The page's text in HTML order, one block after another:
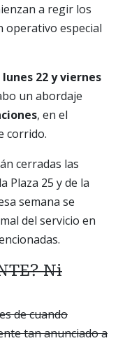
a regir los
operativo especial
lunes 22 y viernes
un abordaje
, en el
corrido.
cerradas las
Plaza 25 y de la
semana se
del servicio en
Ni
de cuando
tan anunciado a